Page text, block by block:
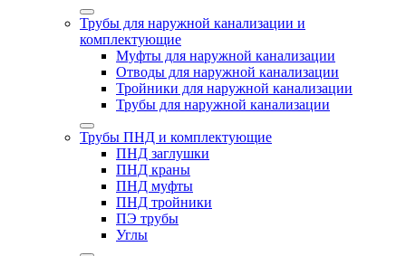
Трубы для наружной канализации и
комплектующие
Муфты для наружной канализации
Отводы для наружной канализации
Тройники для наружной канализации
Трубы для наружной канализации
Трубы ПНД и комплектующие
ПНД заглушки
ПНД краны
ПНД муфты
ПНД тройники
ПЭ трубы
Углы